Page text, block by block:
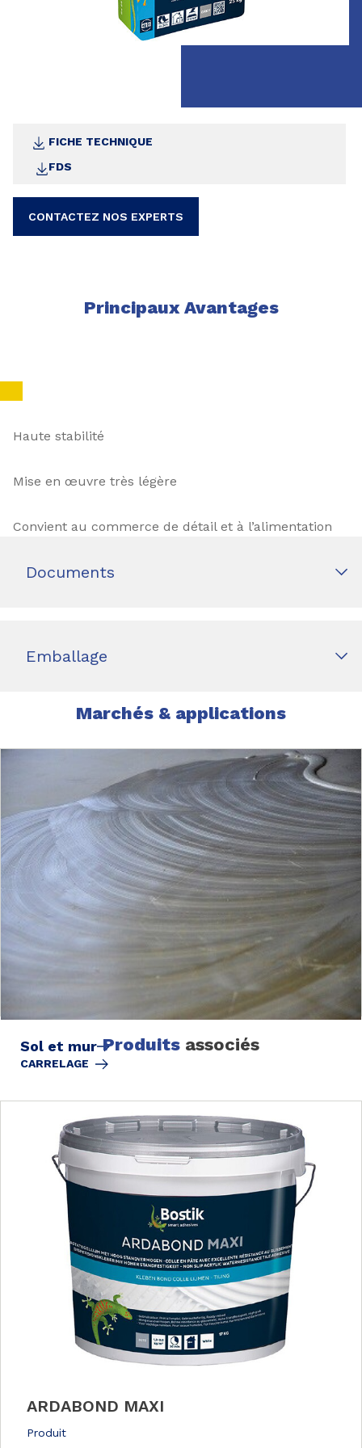
FICHE TECHNIQUE
FDS
CONTACTEZ NOS EXPERTS
Principaux Avantages
Haute stabilité
Mise en œuvre très légère
Convient au commerce de détail et à l’alimentation
Documents
Emballage
Marchés & applications
Sol et mur
CARRELAGE
Produits associés
ARDABOND MAXI
Produit